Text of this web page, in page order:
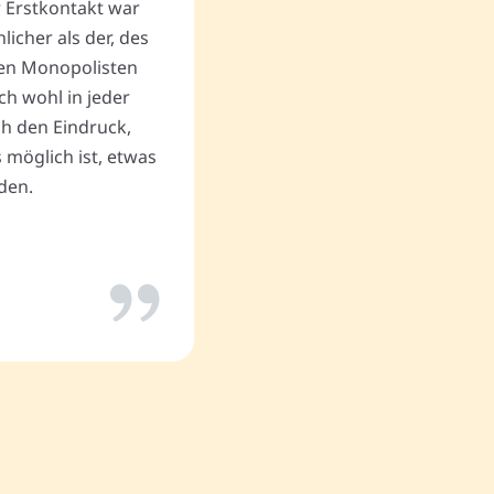
Erstkontakt war
als der, des
Monopolisten
wohl in jeder
den Eindruck,
möglich ist, etwas